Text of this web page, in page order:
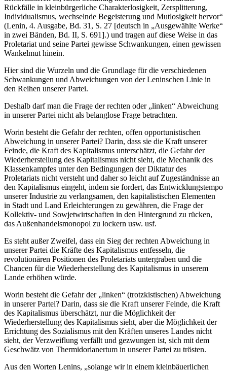
Rückfälle in kleinbürgerliche Charakterlosigkeit, Zersplitterung,
Individualismus, wechselnde Begeisterung und Mutlosigkeit hervor“
(Lenin, 4. Ausgabe, Bd. 31, S. 27 [deutsch in „Ausgewählte Werke“
in zwei Bänden, Bd. II, S. 691].) und tragen auf diese Weise in das
Proletariat und seine Partei gewisse Schwankungen, einen gewissen
Wankelmut hinein.
Hier sind die Wurzeln und die Grundlage für die verschiedenen
Schwankungen und Abweichungen von der Leninschen Linie in
den Reihen unserer Partei.
Deshalb darf man die Frage der rechten oder „linken“ Abweichung
in unserer Partei nicht als belanglose Frage betrachten.
Worin besteht die Gefahr der rechten, offen opportunistischen
Abweichung in unserer Partei? Darin, dass sie die Kraft unserer
Feinde, die Kraft des Kapitalismus unterschätzt, die Gefahr der
Wiederherstellung des Kapitalismus nicht sieht, die Mechanik des
Klassenkampfes unter den Bedingungen der Diktatur des
Proletariats nicht versteht und daher so leicht auf Zugeständnisse an
den Kapitalismus eingeht, indem sie fordert, das Entwicklungstempo
unserer Industrie zu verlangsamen, den kapitalistischen Elementen
in Stadt und Land Erleichterungen zu gewähren, die Frage der
Kollektiv- und Sowjetwirtschaften in den Hintergrund zu rücken,
das Außenhandelsmonopol zu lockern usw. usf.
Es steht außer Zweifel, dass ein Sieg der rechten Abweichung in
unserer Partei die Kräfte des Kapitalismus entfesseln, die
revolutionären Positionen des Proletariats untergraben und die
Chancen für die Wiederherstellung des Kapitalismus in unserem
Lande erhöhen würde.
Worin besteht die Gefahr der „linken“ (trotzkistischen) Abweichung
in unserer Partei? Darin, dass sie die Kraft unserer Feinde, die Kraft
des Kapitalismus überschätzt, nur die Möglichkeit der
Wiederherstellung des Kapitalismus sieht, aber die Möglichkeit der
Errichtung des Sozialismus mit den Kräften unseres Landes nicht
sieht, der Verzweiflung verfällt und gezwungen ist, sich mit dem
Geschwätz von Thermidorianertum in unserer Partei zu trösten.
Aus den Worten Lenins, „solange wir in einem kleinbäuerlichen